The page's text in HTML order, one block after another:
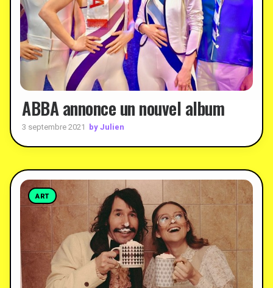
ABBA annonce un nouvel album
3 septembre 2021 by Julien
ART